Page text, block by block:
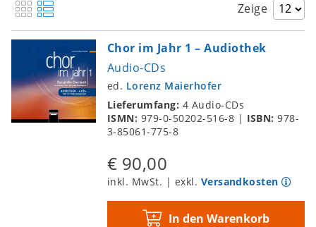
Zeige
Chor im Jahr 1 – Audiothek
Audio-CDs
ed. Lorenz Maierhofer
Lieferumfang: 4 Audio-CDs
ISMN: 979-0-50202-516-8 | ISBN:978-
3-85061-775-8
€ 90,00
inkl. MwSt. | exkl. Versandkosten
In den Warenkorb